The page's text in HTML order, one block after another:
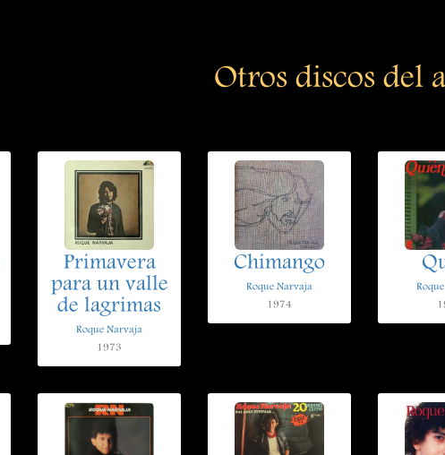
Otros discos del
Primavera
para un valle
de lagrimas
Roque Narvaja
1973
Chimango
Roque Narvaja
1974